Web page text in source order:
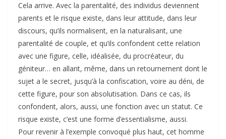
Cela arrive. Avec la parentalité, des individus deviennent
parents et le risque existe, dans leur attitude, dans leur
discours, qu’ils normalisent, en la naturalisant, une
parentalité de couple, et qu’ils confondent cette relation
avec une figure, celle, idéalisée, du procréateur, du
géniteur… en allant, même, dans un retournement dont le
sujet a le secret, jusqu’à la confiscation, voire au déni, de
cette figure, pour son absolutisation. Dans ce cas, ils
confondent, alors, aussi, une fonction avec un statut. Ce
risque existe, c’est une forme d’essentialisme, aussi.
Pour revenir à l’exemple convoqué plus haut, cet homme